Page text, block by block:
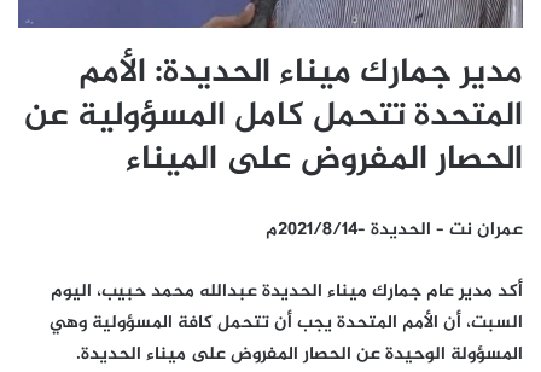
مدير جمارك ميناء الحديدة: الأمم
المتحدة تتحمل كامل المسؤولية عن
الحصار المفروض على الميناء
عمران نت – الحديدة –2021/8/14م
أكد مدير عام جمارك ميناء الحديدة عبدالله محمد حبيب، اليوم
السبت، أن الأمم المتحدة يجب أن تتحمل كافة المسؤولية وهي
المسؤولة الوحيدة عن الحصار المفروض على ميناء الحديدة.